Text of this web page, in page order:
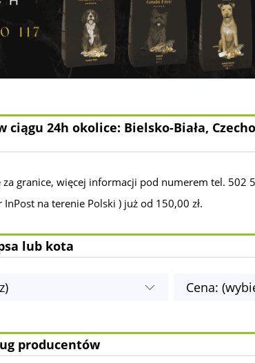
ciągu 24h okolice: Bielsko-Biała,
za granice, więcej informacji pod numerem tel. 502
na terenie Polski ) już od 150,00 zł.
lub kota
Cena:
producentów